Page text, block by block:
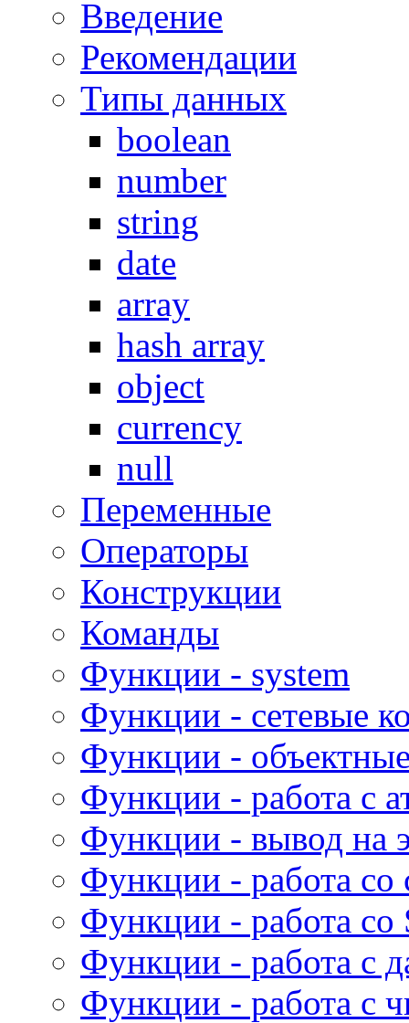
Введение
Рекомендации
Типы данных
boolean
number
string
date
array
hash array
object
currency
null
Переменные
Операторы
Конструкции
Команды
Функции - system
Функции - сетевые
Функции -
Функции - работа с
Функции - вывод на
Функции - работа со
Функции - работа
Функции - работа с
Функции - работа с